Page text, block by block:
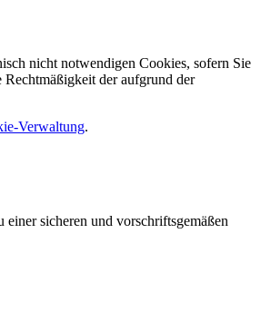
nicht notwendigen Cookies, sofern Sie
der aufgrund der
Verwaltung​.
sicheren und vorschriftsgemäßen